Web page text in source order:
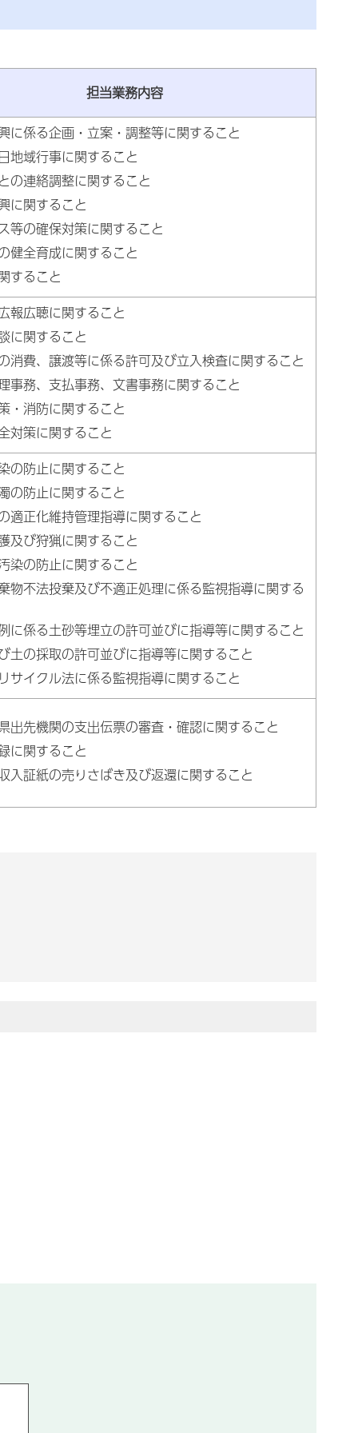
担当業務内容
に係る企画・立案・調整等に関すること
地域行事に関すること
の連絡調整に関すること
に関すること
等の確保対策に関すること
健全育成に関すること
すること
報広聴に関すること
に関すること
消費、譲渡等に係る許可及び立入検査に関すること
事務、支払事務、文書事務に関すること
・消防に関すること
対策に関すること
の防止に関すること
の防止に関すること
適正化維持管理指導に関すること
及び狩猟に関すること
染の防止に関すること
物不法投棄及び不適正処理に係る監視指導に関する
に係る土砂等埋立の許可並びに指導等に関すること
土の採取の許可並びに指導等に関すること
サイクル法に係る監視指導に関すること
出先機関の支出伝票の審査・確認に関すること
に関すること
入証紙の売りさばき及び返還に関すること